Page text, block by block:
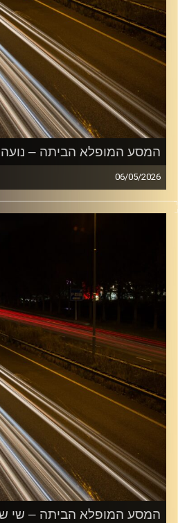
המסע המופלא הביתה – נועה
06/05/2026
מוזיקה שתלווה אותנו אחרי יום
הביתה בשלום עם נועה טרייטל
קרדיט תמונות:
המסע המופלא הביתה – שי